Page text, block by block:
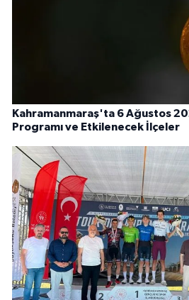
Kahramanmaraş'ta 6 Ağustos
Programı ve Etkilenecek İlçeler